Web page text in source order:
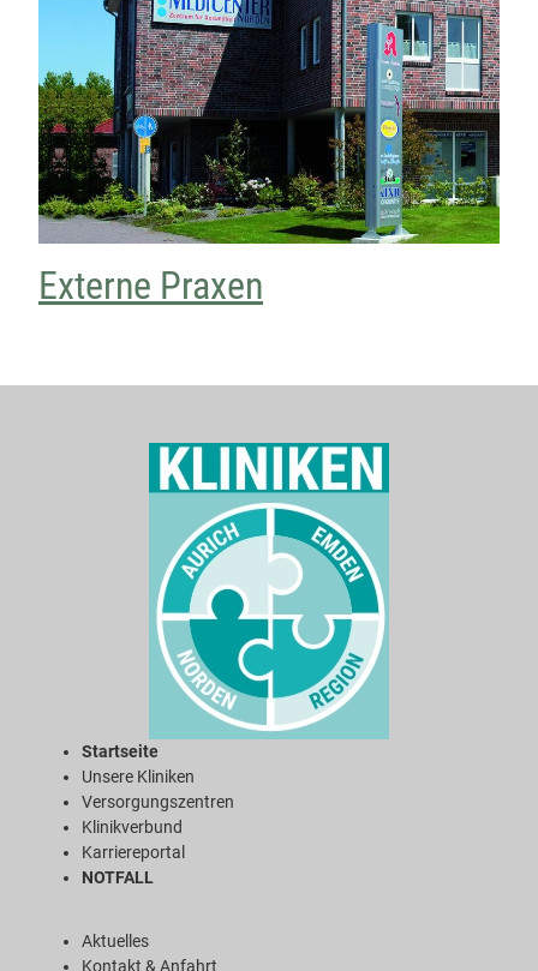
Externe Praxen
Startseite
Unsere Kliniken
Versorgungszentren
Klinikverbund
Karriereportal
NOTFALL
Aktuelles
Kontakt & Anfahrt